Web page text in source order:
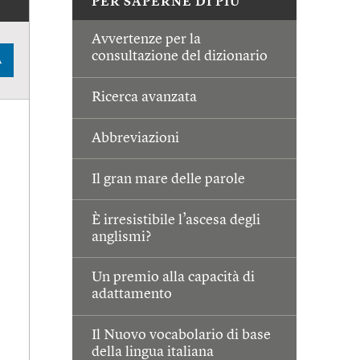
Avvertenze per la
consultazione del dizionario
Ricerca avanzata
Abbreviazioni
Il gran mare delle parole
È irresistibile l’ascesa degli
anglismi?
Un premio alla capacità di
adattamento
Il Nuovo vocabolario di base
della lingua italiana